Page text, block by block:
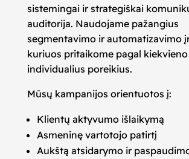
sistemingai ir strategiškai
auditorija. Naudojame pažangius
segmentavimo ir automatizavimo
kuriuos pritaikome pagal
individualius poreikius.
Mūsų kampanijos orientuotos į:
Klientų aktyvumo išlaikymą
Asmeninę vartotojo patirtį
Aukštą atsidarymo ir